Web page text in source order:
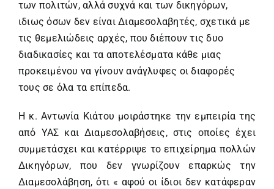
των πολιτών, αλλά συχνά και των δικηγόρων,
ιδιως όσων δεν είναι Διαμεσολαβητές, σχετικά με
τις θεμελιώδεις αρχές, που διέπουν τις δυο
διαδικασίες και τα αποτελέσματα κάθε μιας
προκειμένου να γίνουν ανάγλυφες οι διαφορές
τους σε όλα τα επίπεδα.
H κ. Αντωνία Κιάτου μοιράστηκε την εμπειρία της
από ΥΑΣ και Διαμεσολαβήσεις, στις οποίες έχει
συμμετάσχει και κατέρριψε το επιχείρημα πολλών
Δικηγόρων, που δεν γνωρίζουν επαρκώς την
Διαμεσολάβηση, ότι « αφού οι ίδιοι δεν κατάφεραν